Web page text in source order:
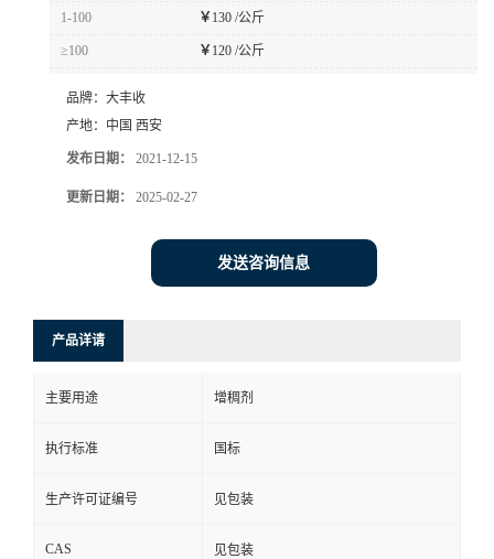
1-100 ￥130 /公斤
≥100 ￥120 /公斤
品牌： 大丰收
产地： 中国 西安
发布日期： 2021-12-15
更新日期： 2025-02-27
发送咨询信息
产品详请
主要用途 增稠剂
执行标准 国标
生产许可证编号 见包装
CAS 见包装